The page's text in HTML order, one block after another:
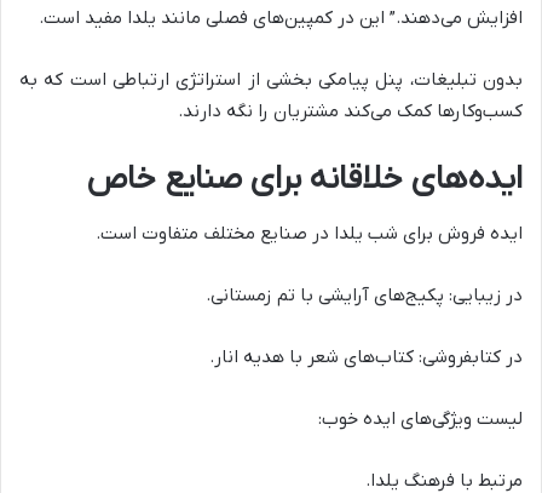
افزایش می‌دهند.” این در کمپین‌های فصلی مانند یلدا مفید است.
بدون تبلیغات، پنل پیامکی بخشی از استراتژی ارتباطی است که به
کسب‌وکارها کمک می‌کند مشتریان را نگه دارند.
ایده‌های خلاقانه برای صنایع خاص
ایده فروش برای شب یلدا در صنایع مختلف متفاوت است.
در زیبایی: پکیج‌های آرایشی با تم زمستانی.
در کتابفروشی: کتاب‌های شعر با هدیه انار.
لیست ویژگی‌های ایده خوب:
مرتبط با فرهنگ یلدا.